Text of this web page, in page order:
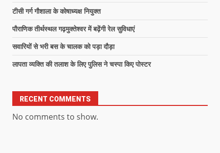
टीसी गर्ग गौशाला के कोषाध्यक्ष नियुक्त
पौराणिक तीर्थस्थल गढ़मुक्तेश्वर में बढ़ेंगी रेल सुविधाएं
सवारियों से भरी बस के चालक को पड़ा दौड़ा
लापता व्यक्ति की तलाश के लिए पुलिस ने चस्पा किए पोस्टर
RECENT COMMENTS
No comments to show.